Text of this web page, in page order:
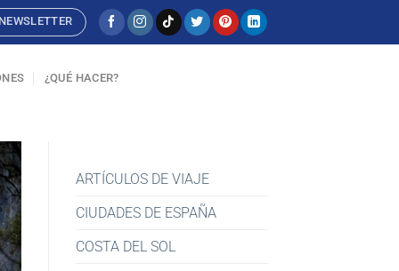
¿QUÉ HACER?
ARTÍCULOS DE VIAJE
CIUDADES DE ESPAÑA
COSTA DEL SOL